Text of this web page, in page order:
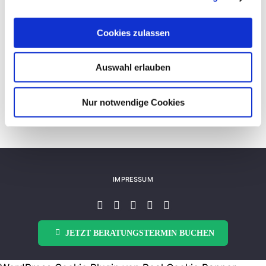
Cookies zulassen
Auswahl erlauben
Nur notwendige Cookies
IMPRESSUM
JETZT BERATUNGSTERMIN BUCHEN